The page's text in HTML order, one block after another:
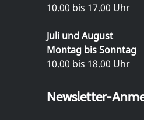
10.00 bis 17.00 Uhr
Juli und August
Montag bis Sonntag
10.00 bis 18.00 Uhr
Newsletter-